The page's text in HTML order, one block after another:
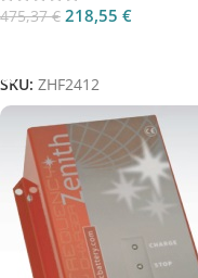
475,37€ 218,55 €
SKU: ZHF2412